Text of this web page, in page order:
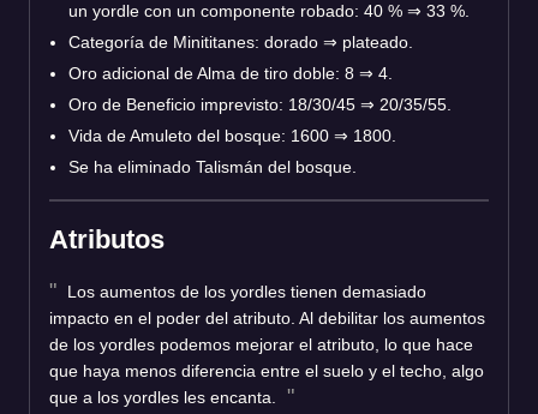
un yordle con un componente robado: 40 % ⇒ 33 %.
Categoría de Minititanes: dorado ⇒ plateado.
Oro adicional de Alma de tiro doble: 8 ⇒ 4.
Oro de Beneficio imprevisto: 18/30/45 ⇒ 20/35/55.
Vida de Amuleto del bosque: 1600 ⇒ 1800.
Se ha eliminado Talismán del bosque.
Atributos
Los aumentos de los yordles tienen demasiado
impacto en el poder del atributo. Al debilitar los aumentos
de los yordles podemos mejorar el atributo, lo que hace
que haya menos diferencia entre el suelo y el techo, algo
que a los yordles les encanta.